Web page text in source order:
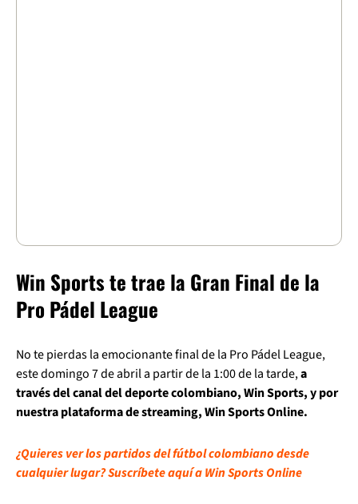
Win Sports te trae la Gran Final de la
Pro Pádel League
No te pierdas la emocionante final de la Pro Pádel League,
este domingo 7 de abril a partir de la 1:00 de la tarde,a
través del canal del deporte colombiano, Win Sports, y por
nuestra plataforma de streaming, Win Sports Online.
¿Quieres ver los partidos del fútbol colombiano desde
cualquier lugar? Suscríbete aquí a Win Sports Online